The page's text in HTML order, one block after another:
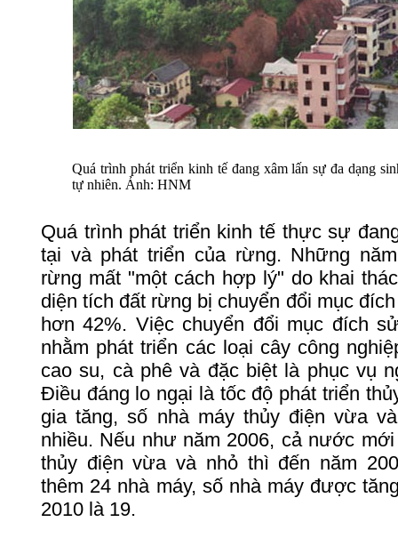
Quá trình phát triển kinh tế đang xâm lấn sự đa dạng
tự nhiên. Ảnh: HNM
Quá trình phát triển kinh tế thực sự
tại và phát triển của rừng. Những năm
rừng mất"một cách hợp lý" do khai thác
diện tích đất rừng bị chuyển đổi mục đích
hơn 42%. Việc chuyển đổi mục đích
nhằm phát triển các loại cây công
cao su, cà phê và đặc biệt là phục vụ
Điều đáng lo ngại là tốc độ phát triển
gia tăng,số nhà máy thủy điện vừa và
nhiều. Nếu như năm 2006, cả nước mới
thủy điện vừa và nhỏ thì đến năm
thêm 24 nhà máy, số nhà máy được
2010 là19.